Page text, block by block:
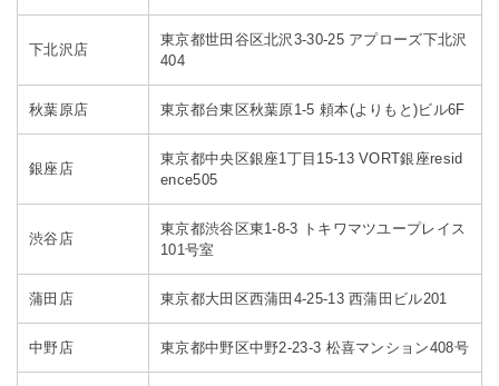
下北沢店
東京都世田谷区北沢3-30-25 アプローズ下北沢
404
秋葉原店 東京都台東区秋葉原1-5 頼本(よりもと)ビル6F
銀座店
東京都中央区銀座1丁目15-13 VORT銀座resid
ence505
渋谷店
東京都渋谷区東1-8-3 トキワマツユープレイス
101号室
蒲田店 東京都大田区西蒲田4-25-13 西蒲田ビル201
中野店 東京都中野区中野2-23-3 松喜マンション408号